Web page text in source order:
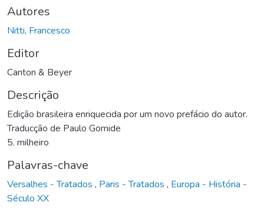
Autores
Nitti, Francesco
Editor
Canton & Beyer
Descrição
Edição brasileira enriquecida por um novo prefácio do autor.
Traducção de Paulo Gomide
5. milheiro
Palavras-chave
Versalhes - Tratados , Paris - Tratados , Europa - História -
Século XX